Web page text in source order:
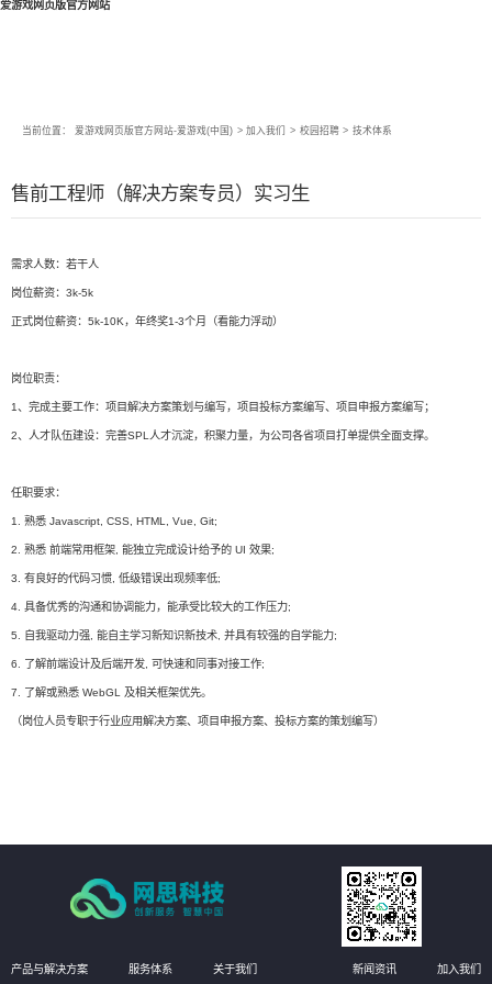
爱游戏网页版官方网站
当前位置： 爱游戏网页版官方网站-爱游戏(中国) > 加入我们 > 校园招聘 > 技术体系
售前工程师（解决方案专员）实习生
需求人数：若干人
岗位薪资：3k-5k
正式岗位薪资：5k-10K，年终奖1-3个月（看能力浮动）
岗位职责：
1、完成主要工作：项目解决方案策划与编写，项目投标方案编写、项目申报方案编写；
2、人才队伍建设：完善SPL人才沉淀，积聚力量，为公司各省项目打单提供全面支撑。
任职要求：
1. 熟悉 Javascript, CSS, HTML, Vue, Git;
2. 熟悉 前端常用框架, 能独立完成设计给予的 UI 效果;
3. 有良好的代码习惯, 低级错误出现频率低;
4. 具备优秀的沟通和协调能力，能承受比较大的工作压力;
5. 自我驱动力强, 能自主学习新知识新技术, 并具有较强的自学能力;
6. 了解前端设计及后端开发, 可快速和同事对接工作;
7. 了解或熟悉 WebGL 及相关框架优先。
（岗位人员专职于行业应用解决方案、项目申报方案、投标方案的策划编写）
产品与解决方案 服务体系 关于我们 新闻资讯 加入我们